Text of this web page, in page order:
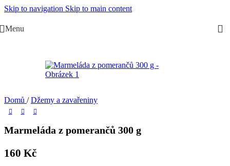
Skip to navigation Skip to main content
Menu
Domů / Džemy a zavařeniny
Marmeláda z pomerančů 300 g
160 Kč